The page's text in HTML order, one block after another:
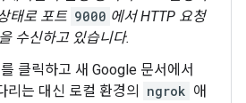
태로 포트 9000 에서 HTTP 요청
을 수신하고 있습니다.
클릭하고 새 Google 문서에서
리는 대신 로컬 환경의
ngrok 애